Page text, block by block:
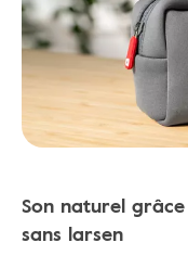
Son naturel
sans larsen